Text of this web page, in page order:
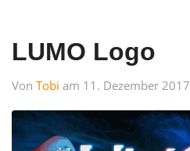
LUMO Logo
Von Tobi am 11. Dezember 2017